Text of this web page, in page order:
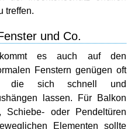
treffen.
und Co.
es auch auf den
Fenstern genügen oft
die sich schnell und
lassen. Für Balkon
oder Pendeltüren
Elementen sollte